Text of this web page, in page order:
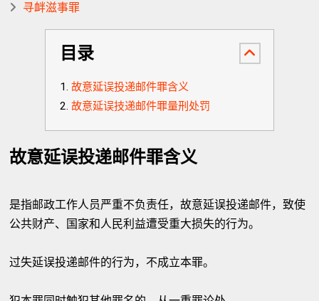
寻衅滋事罪
目录
故意延误投递邮件罪含义
故意延误技递邮件罪量刑处罚
故意延误投递邮件罪含义
是指邮政工作人员严重不负责任，故意延误投递邮件，致使
公共财产、国家和人民利益遭受重大损失的行为。
过失延误投递邮件的行为，不成立本罪。